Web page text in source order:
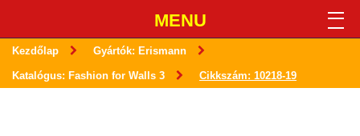
MENU
Kezdőlap Gyártók: Erismann
Katalógus: Fashion for Walls 3 Cikkszám: 10218-19